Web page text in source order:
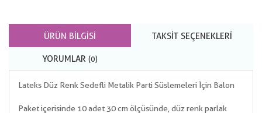
ÜRÜN BILGISI TAKSIT SEÇENEKLERI
YORUMLAR (0)
Lateks Düz Renk Sedefli Metalik Parti Süslemeleri İçin Balon
Paket içerisinde 10 adet 30 cm ölçüsünde, düz renk parlak